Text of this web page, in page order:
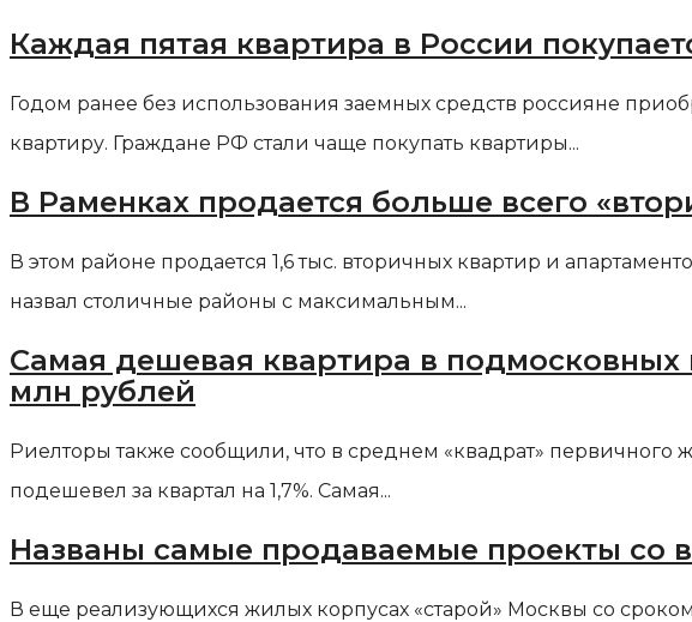
Каждая пятая квартира в России
Годом ранее без использования заемных средств россияне
квартиру. Граждане РФ стали чаще покупать квартиры...
В Раменках продается больше всего
В этом районе продается 1,6 тыс. вторичных квартир и
назвал столичные районы с максимальным...
Самая дешевая квартира в подмосковных
млн рублей
Риелторы также сообщили, что в среднем «квадрат» первичного
подешевел за квартал на 1,7%. Самая...
Названы самые продаваемые проекты со
В еще реализующихся жилых корпусах «старой» Москвы со